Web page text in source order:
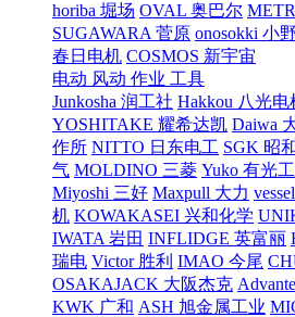
horiba 堀场 OVAL 奥巴尔
SUGAWARA 菅原 onosokki 小
春日电机 COSMOS 新宇宙
电动 风动 作业 工具
Junkosha 润工社 Hakkou 八光电
YOSHITAKE 耀希达凯 Daiwa
作所 NITTO 日东电工 SGK 昭
气 MOLDINO 三菱 Yuko 有光
Miyoshi 三好 Maxpull 大力
机 KOWAKASEI 兴和化学
IWATA 岩田 INFLIDGE 英富丽
瑞电 Victor 胜利 IMAO 今尾
OSAKAJACK 大阪杰克
KWK 广和 ASH 旭金属工业